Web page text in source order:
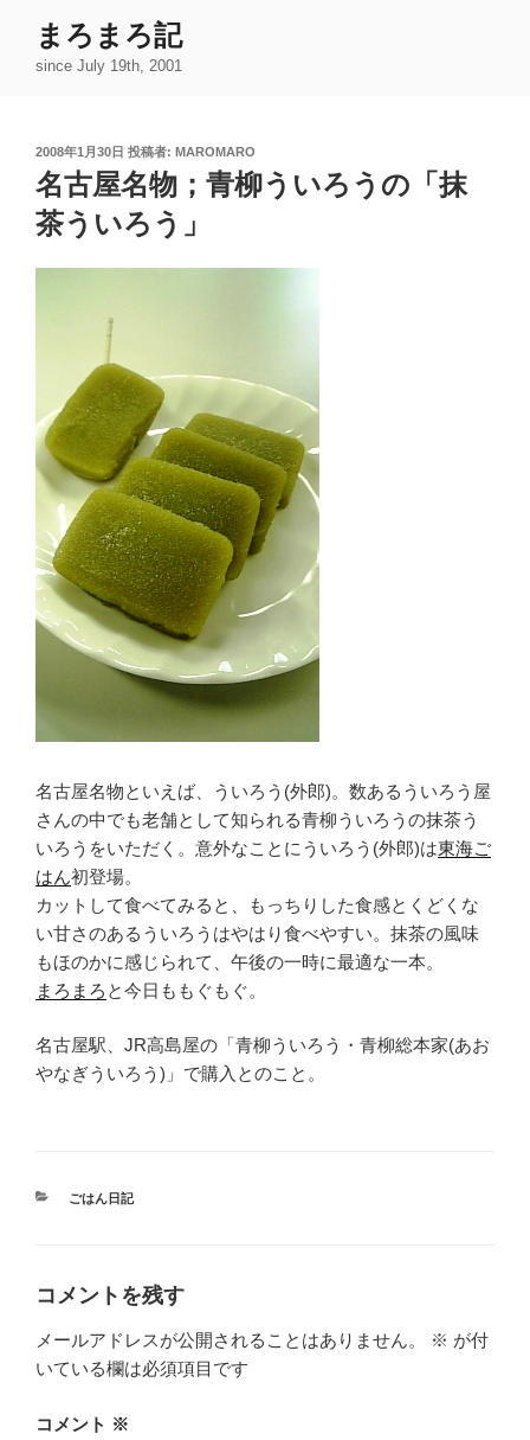
まろまろ記
since July 19th, 2001
投
稿
日:
2008年1月30日 投稿者: MAROMARO
名古屋名物；青柳ういろうの「抹
茶ういろう」
名古屋名物といえば、ういろう(外郎)。数あるういろう屋
さんの中でも老舗として知られる青柳ういろうの抹茶う
いろうをいただく。意外なことにういろう(外郎)は東海ご
はん初登場。
カットして食べてみると、もっちりした食感とくどくな
い甘さのあるういろうはやはり食べやすい。抹茶の風味
もほのかに感じられて、午後の一時に最適な一本。
まろまろ と今日ももぐもぐ。
名古屋駅、JR高島屋の「青柳ういろう・青柳総本家(あお
やなぎういろう)」で購入とのこと。
カ
ごはん日記
コメントを残す
メールアドレスが公開されることはありません。 ※ が付
いている欄は必須項目です
コメント ※